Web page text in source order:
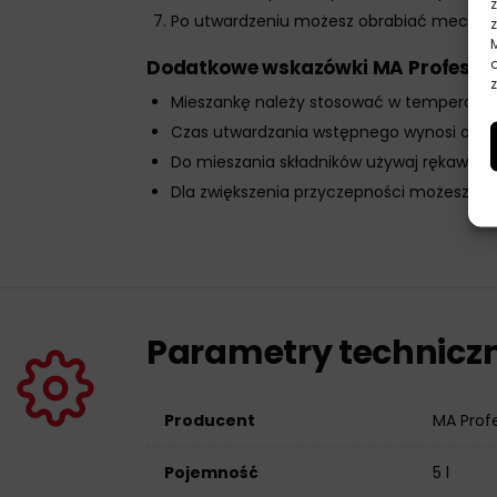
Po utwardzeniu możesz obrabiać
Dodatkowe wskazówki MA
Mieszankę należy stosować w
Czas utwardzania wstępnego wynosi ok.
Do mieszania składników używaj
Dla zwiększenia przyczepności możesz
Parametry
Producent MA
Pojemność 5 l